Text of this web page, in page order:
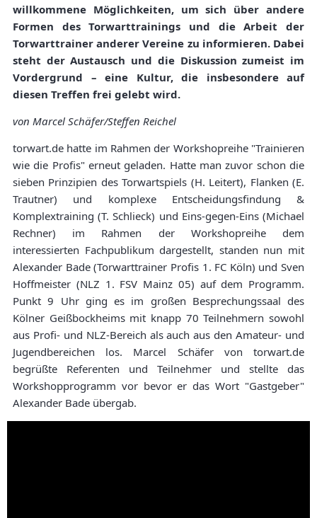
willkommene Möglichkeiten, um sich über andere
Formen des Torwarttrainings und die Arbeit der
Torwarttrainer anderer Vereine zu informieren. Dabei
steht der Austausch und die Diskussion zumeist im
Vordergrund – eine Kultur, die insbesondere auf
diesen Treffen frei gelebt wird.
von Marcel Schäfer/Steffen Reichel
torwart.de hatte im Rahmen der Workshopreihe "Trainieren
wie die Profis" erneut geladen. Hatte man zuvor schon die
sieben Prinzipien des Torwartspiels (H. Leitert), Flanken (E.
Trautner) und komplexe Entscheidungsfindung &
Komplextraining (T. Schlieck) und Eins-gegen-Eins (Michael
Rechner) im Rahmen der Workshopreihe dem
interessierten Fachpublikum dargestellt, standen nun mit
Alexander Bade (Torwarttrainer Profis 1. FC Köln) und Sven
Hoffmeister (NLZ 1. FSV Mainz 05) auf dem Programm.
Punkt 9 Uhr ging es im großen Besprechungssaal des
Kölner Geißbockheims mit knapp 70 Teilnehmern sowohl
aus Profi- und NLZ-Bereich als auch aus den Amateur- und
Jugendbereichen los. Marcel Schäfer von torwart.de
begrüßte Referenten und Teilnehmer und stellte das
Workshopprogramm vor bevor er das Wort "Gastgeber"
Alexander Bade übergab.